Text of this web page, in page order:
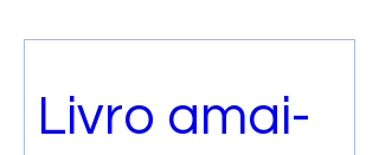
Livro amai-